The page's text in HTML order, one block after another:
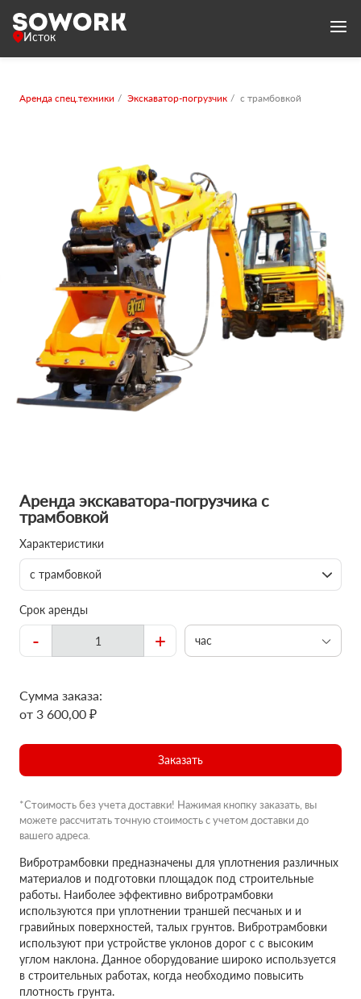
Исток
Аренда спец.техники Экскаватор-погрузчик с трамбовкой
Аренда экскаватора-погрузчика с
трамбовкой
Характеристики
с трамбовкой
Срок аренды
- + час
Сумма заказа:
от 3 600,00 ₽
Заказать
*Стоимость без учета доставки! Нажимая кнопку заказать, вы
можете рассчитать точную стоимость с учетом доставки до
вашего адреса.
Вибротрамбовки предназначены для уплотнения различных
материалов и подготовки площадок под строительные
работы. Наиболее эффективно вибротрамбовки
используются при уплотнении траншей песчаных и и
гравийных поверхностей, талых грунтов. Вибротрамбовки
используют при устройстве уклонов дорог с с высоким
углом наклона. Данное оборудование широко используется
в строительных работах, когда необходимо повысить
плотность грунта.